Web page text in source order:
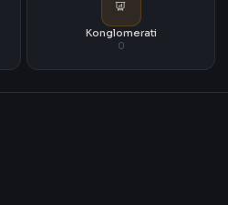
Konglomerati
0